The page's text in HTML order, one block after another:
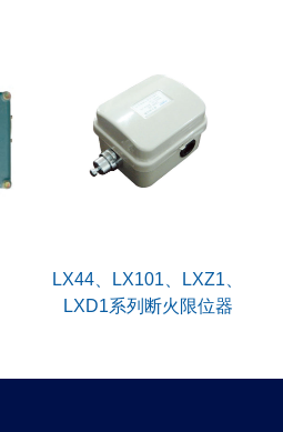
LX44、LX101、LXZ1、
LXD1系列断火限位器